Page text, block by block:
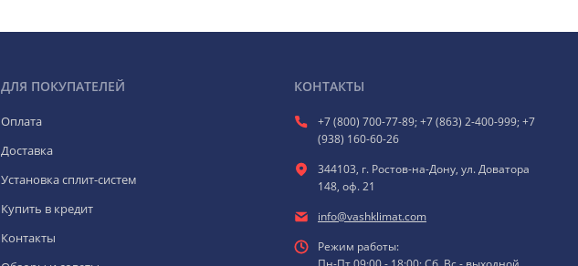
ДЛЯ ПОКУПАТЕЛЕЙ
Оплата
Доставка
Установка сплит-систем
Купить в кредит
Контакты
КОНТАКТЫ
+7 (800) 700-77-89; +7 (863) 2-400-999; +7
(938) 160-60-26
344103, г. Ростов-на-Дону, ул. Доватора
148, оф. 21
info@vashklimat.com
Режим работы: